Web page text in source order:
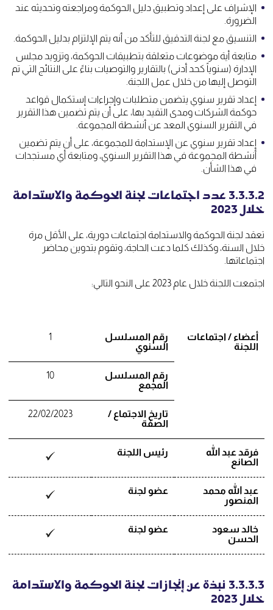
الإشراف على إعداد وتطبيق دليل الحوكمة ومراجعته وتحديثه عند
الضرورة.
التنسيق مع لجنة التدقيق للتأكد من أنه يتم الإلتزام بدليل الحوكمة.
متابعة أية موضوعات متعلقة بتطبيقات الحوكمة، وتزويد مجلس
الإدارة (سنوياً كحد أدنى) بالتقارير والتوصيات بناءً على النتائج التي تم
التوصل إليها من خلال عمل اللجنة.
إعداد تقرير سنوي يتضمن متطلبات وإجراءات إستكمال قواعد
حوكمة الشركات ومدى التقيد بها، على أن يتم تضمين هذا التقرير
في التقرير السنوي المعد عن أنشطة المجموعة.
إعداد تقرير سنوي عن الإستدامة للمجموعة، على أن يتم تضمين
أنشطة المجموعة في هذا التقرير السنوي، ومتابعة أي مستجدات
في هذا الشأن.
3.3.3.2 عدد اجتماعات لجنة الحوكمة والاستدامة
خلال 2023
تعقد لجنة الحوكمة والاستدامة اجتماعات دورية، على الأقل مرة
خلال السنة، وكذلك كلما دعت الحاجة، وتقوم بتدوين محاضر
اجتماعاتها.
اجتمعت اللجنة خلال عام 2023 على النحو التالي:
أعضاء / اجتماعات
اللجنة
رقم المسلسل
السنوي
1
رقم المسلسل
المجمع
10
تاريخ الاجتماع /
الصفة
22/02/2023
فرقد عبد الله
الصانع
رئيس اللجنة
عبد الله محمد
المنصور
عضو لجنة
خالد سعود
الحسن
عضو لجنة
3.3.3.3 نبذة عن إنجازات لجنة الحوكمة والاستدامة
خلال 2023